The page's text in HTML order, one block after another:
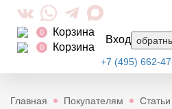
0 Корзина
0 Корзина
Вход
+7 (495) 662-
Главная Покупателям Статьи